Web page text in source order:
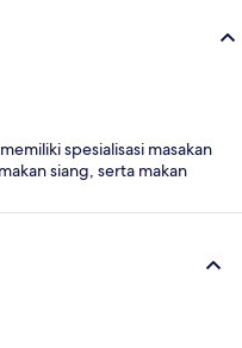
spesialisasi masakan
siang, serta makan